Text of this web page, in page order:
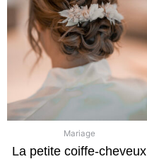
Mariage
La petite coiffe-cheveux